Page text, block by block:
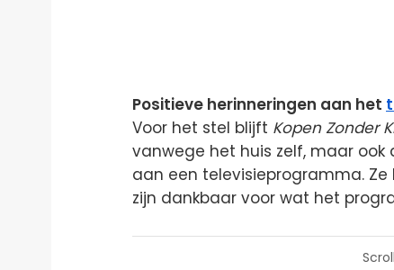
Positieve herinneringen aan het
Voor het stel blijft Kopen Zonder
vanwege het huis zelf, maar
aan een televisieprogramma.
zijn dankbaar voor wat het